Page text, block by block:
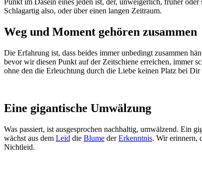
Weg und Moment gehören zusammen
Die Erfahrung ist, dass beides immer unbedingt zusammen
bevor wir diesen Punkt auf der Zeitschiene erreichen, immer
ohne den die Erleuchtung durch die Liebe keinen Platz bei Dir
Eine gigantische Umwälzung
Was passiert, ist ausgesprochen nachhaltig, umwälzend. Ein
wächst aus dem Leid die Blume derErkenntnis. Wir erinnern,
Nichtleid.